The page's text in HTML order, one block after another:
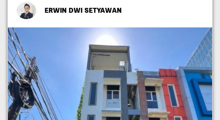
ERWIN DWI SETYAWAN